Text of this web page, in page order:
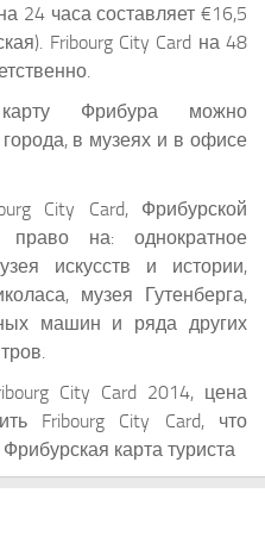
24 часа составляет €16,5
Fribourg City Card на 48
карту Фрибура можно
города, в музеях и в офисе
City Card, Фрибурской
право на: однократное
искусств и истории,
музея Гутенберга,
машин и ряда других
City Card 2014, цена
Fribourg City Card, что
карта туриста